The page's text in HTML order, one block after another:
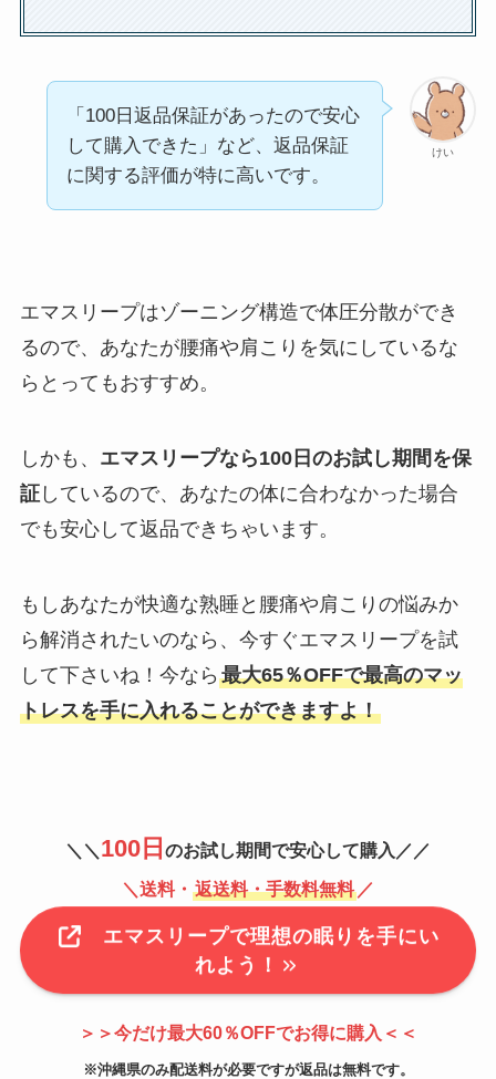
けい
「100日返品保証があったので安心
して購入できた」など、返品保証
に関する評価が特に高いです。
エマスリープはゾーニング構造で体圧分散ができ
るので、あなたが腰痛や肩こりを気にしているな
らとってもおすすめ。
しかも、 エマスリープなら100日のお試し期間を保
証しているので、あなたの体に合わなかった場合
でも安心して返品できちゃいます。
もしあなたが快適な熟睡と腰痛や肩こりの悩みか
ら解消されたいのなら、今すぐエマスリープを試
して下さいね！今なら 最大65％OFFで最高のマッ
トレスを手に入れることができますよ！
＼＼ 100 日 のお試し期間で安心して購入／／
＼送料・ 返送料・手数料無料 ／
エマスリープで理想の眠りを手にい
れよう！
＞＞今だけ最大60％OFFでお得に購入＜＜
※沖縄県のみ配送料が必要ですが返品は無料です。